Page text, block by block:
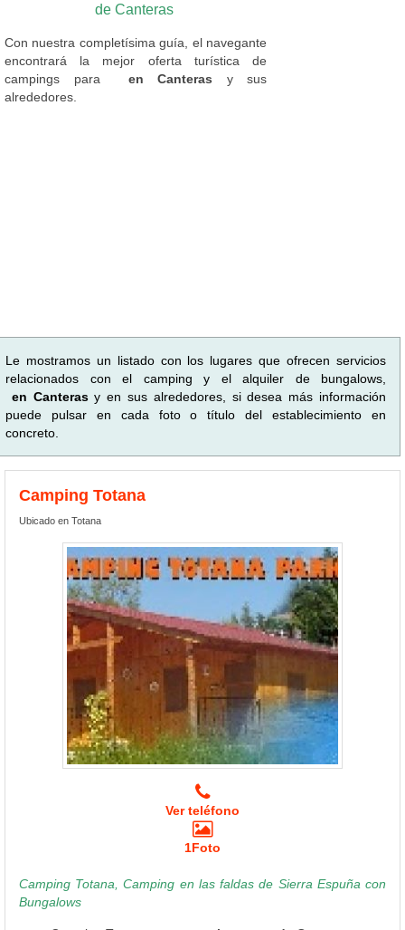
de Canteras
Con nuestra completísima guía, el navegante
encontrará la mejor oferta turística de
campings para en Canteras y sus
alrededores.
Le mostramos un listado con los lugares que ofrecen servicios
relacionados con el camping y el alquiler de bungalows,
en Canterasy en sus alrededores, si desea más información
puede pulsar en cada foto o título del establecimiento en
concreto.
Camping Totana
Ubicado en Totana
Ver teléfono
1Foto
Camping Totana, Camping en las faldas de Sierra Espuña con
Bungalows